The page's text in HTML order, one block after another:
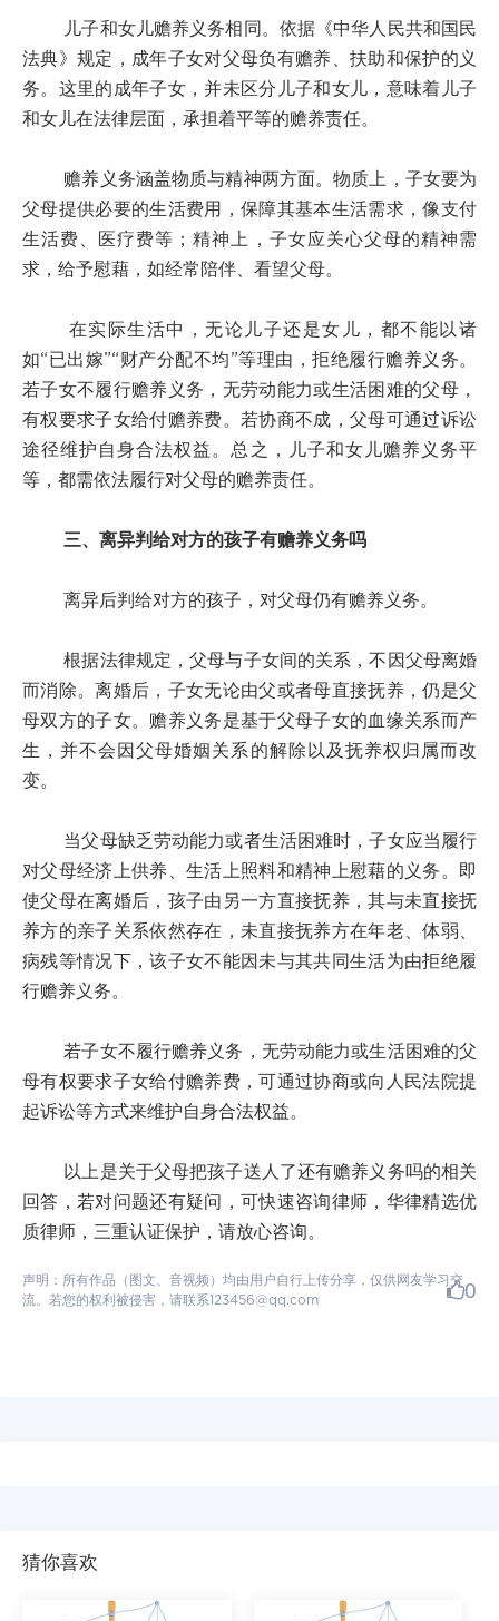
儿子和女儿赡养义务相同。依据《中华人民共和国民
法典》规定，成年子女对父母负有赡养、扶助和保护的义
务。这里的成年子女，并未区分儿子和女儿，意味着儿子
和女儿在法律层面，承担着平等的赡养责任。
赡养义务涵盖物质与精神两方面。物质上，子女要为
父母提供必要的生活费用，保障其基本生活需求，像支付
生活费、医疗费等；精神上，子女应关心父母的精神需
求，给予慰藉，如经常陪伴、看望父母。
在实际生活中，无论儿子还是女儿，都不能以诸
如“已出嫁”“财产分配不均”等理由，拒绝履行赡养义务。
若子女不履行赡养义务，无劳动能力或生活困难的父母，
有权要求子女给付赡养费。若协商不成，父母可通过诉讼
途径维护自身合法权益。总之，儿子和女儿赡养义务平
等，都需依法履行对父母的赡养责任。
三、离异判给对方的孩子有赡养义务吗
离异后判给对方的孩子，对父母仍有赡养义务。
根据法律规定，父母与子女间的关系，不因父母离婚
而消除。离婚后，子女无论由父或者母直接抚养，仍是父
母双方的子女。赡养义务是基于父母子女的血缘关系而产
生，并不会因父母婚姻关系的解除以及抚养权归属而改
变。
当父母缺乏劳动能力或者生活困难时，子女应当履行
对父母经济上供养、生活上照料和精神上慰藉的义务。即
使父母在离婚后，孩子由另一方直接抚养，其与未直接抚
养方的亲子关系依然存在，未直接抚养方在年老、体弱、
病残等情况下，该子女不能因未与其共同生活为由拒绝履
行赡养义务。
若子女不履行赡养义务，无劳动能力或生活困难的父
母有权要求子女给付赡养费，可通过协商或向人民法院提
起诉讼等方式来维护自身合法权益。
以上是关于父母把孩子送人了还有赡养义务吗的相关
回答，若对问题还有疑问，可快速咨询律师，华律精选优
质律师，三重认证保护，请放心咨询。
声明：所有作品（图文、音视频）均由用户自行上传分享，仅供网友学习交
流。若您的权利被侵害，请联系123456@qq.com
0
猜你喜欢